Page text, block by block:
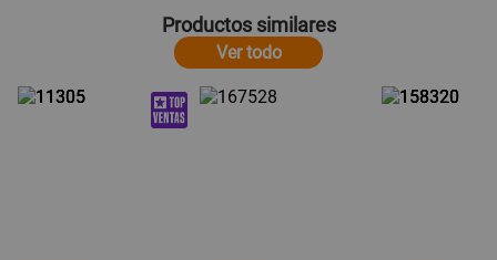
Productos similares
Ver todo